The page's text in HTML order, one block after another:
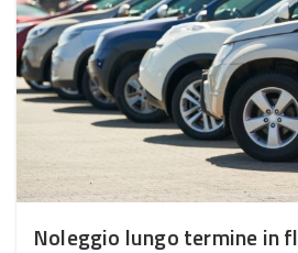
Noleggio lungo termine in